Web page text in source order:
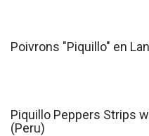
Poivrons "Piquillo" en
Piquillo Peppers Strips
(Peru)